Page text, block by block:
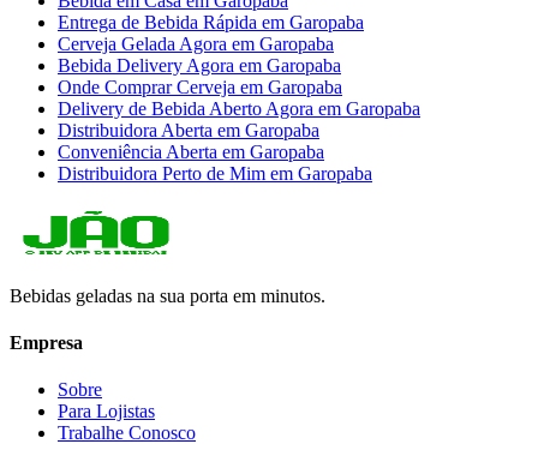
Entrega de Bebida Rápida em Garopaba
Cerveja Gelada Agora em Garopaba
Bebida Delivery Agora em Garopaba
Onde Comprar Cerveja em Garopaba
Delivery de Bebida Aberto Agora em Garopaba
Distribuidora Aberta em Garopaba
Conveniência Aberta em Garopaba
Distribuidora Perto de Mim em Garopaba
Bebidas geladas na sua porta em minutos.
Empresa
Sobre
Para Lojistas
Trabalhe Conosco